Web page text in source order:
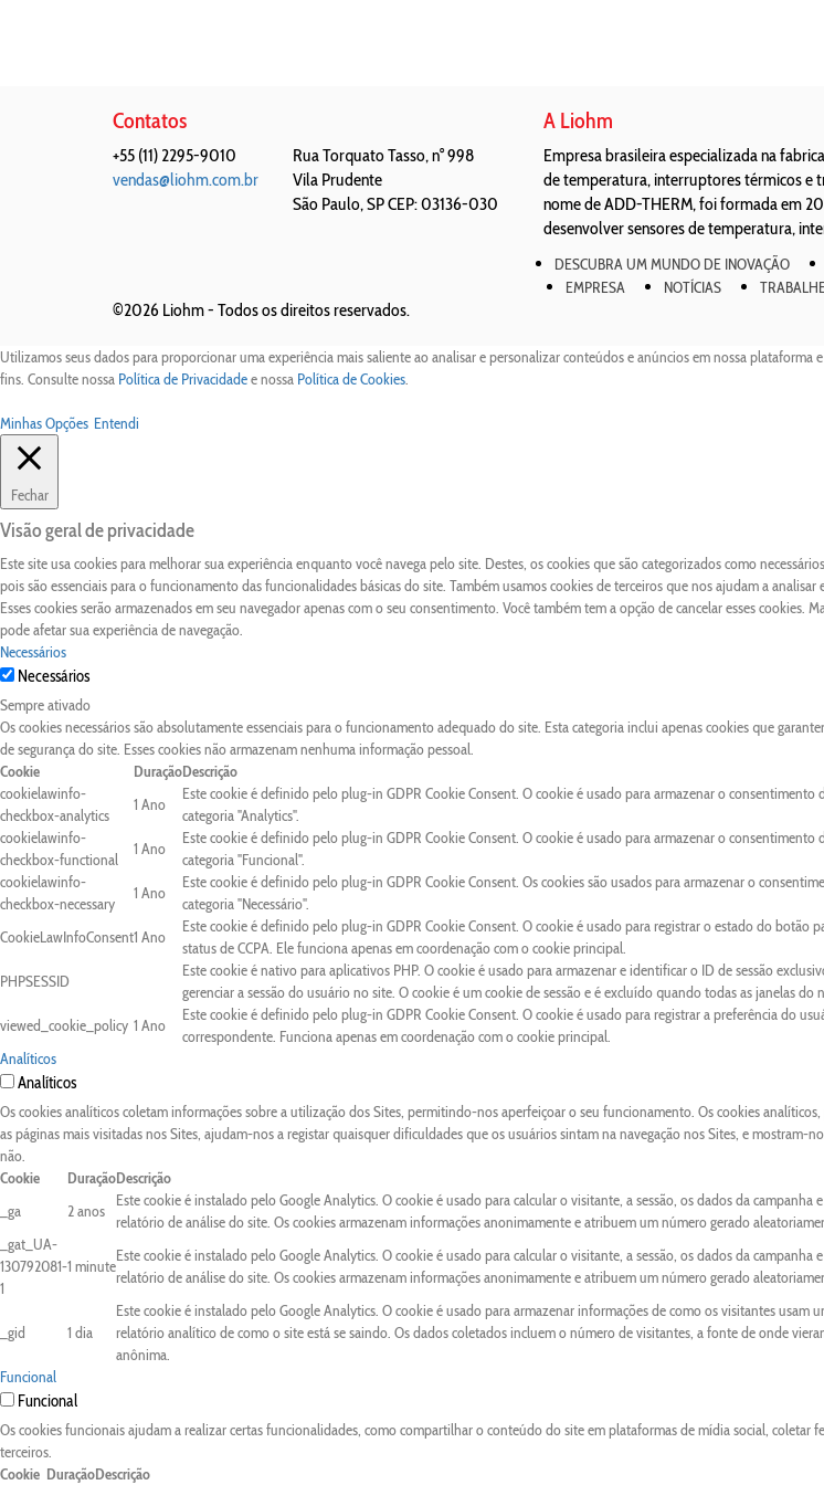
Contatos
+55 (11) 2295-9010
vendas@liohm.com.br
Rua Torquato Tasso, n° 998
Vila Prudente
São Paulo,SPCEP: 03136-030
A Liohm
Empresa brasileira especializada na
de temperatura, interruptores térmicos e
nome de ADD-THERM, foi formada em
desenvolver sensores de temperatura,
DESCUBRA UM MUNDO DE INOVAÇÃO
EMPRESA
NOTÍCIAS
©2026 Liohm - Todos os direitos reservados.
Utilizamos seus dados para proporcionar uma experiência mais saliente ao analisar e personalizar conteúdos e anúncios em nossa plataforma
fins. Consulte nossa Política de Privacidadee nossa Política de Cookies.
Minhas Opções Entendi
Fechar
Visão geral de privacidade
Este site usa cookies para melhorar sua experiência enquanto você navega pelo site. Destes, os cookies que são categorizados como
pois são essenciais para o funcionamento das funcionalidades básicas do site. Também usamos cookies de terceiros que nos ajudam a analisar
Esses cookies serão armazenados em seu navegador apenas com o seu consentimento. Você também tem a opção de cancelar esses cookies.
pode afetar sua experiência de navegação.
Necessários
Necessários
Sempre ativado
Os cookies necessários são absolutamente essenciais para o funcionamento adequado do site. Esta categoria inclui apenas cookies que
de segurança do site. Esses cookies não armazenam nenhuma informação pessoal.
Cookie
DuraçãoDescrição
cookielawinfo-
checkbox-analytics
1 Ano
Este cookie é definido pelo plug-in GDPR Cookie Consent. O cookie é usado para armazenar o consentimento
categoria "Analytics".
cookielawinfo-
checkbox-functional
1 Ano
Este cookie é definido pelo plug-in GDPR Cookie Consent. O cookie é usado para armazenar o consentimento
categoria "Funcional".
cookielawinfo-
checkbox-necessary
1 Ano
Este cookie é definido pelo plug-in GDPR Cookie Consent. Os cookies são usados para armazenar o
categoria "Necessário".
CookieLawInfoConsent1 Ano
Este cookie é definido pelo plug-in GDPR Cookie Consent. O cookie é usado para registrar o estado do botão
status de CCPA. Ele funciona apenas em coordenação com o cookie principal.
PHPSESSID
Este cookie é nativo para aplicativos PHP. O cookie é usado para armazenar e identificar o ID de sessão
gerenciar a sessão do usuário no site. O cookie é um cookie de sessão e é excluído quando todas as janelas do
viewed_cookie_policy 1 Ano
Este cookie é definido pelo plug-in GDPR Cookie Consent. O cookie é usado para registrar a preferência do
correspondente. Funciona apenas em coordenação com o cookie principal.
Analíticos
Analíticos
Os cookies analíticos coletam informações sobre a utilização dos Sites, permitindo-nos aperfeiçoar o seu funcionamento. Os cookies
as páginas mais visitadas nos Sites, ajudam-nos a registar quaisquer dificuldades que os usuários sintam na navegação nos Sites, e mostram-
não.
Cookie
DuraçãoDescrição
_ga
2 anos
Este cookie é instalado pelo Google Analytics. O cookie é usado para calcular o visitante, a sessão, os dados da campanha
relatório de análise do site. Os cookies armazenam informações anonimamente e atribuem um número gerado
_gat_UA-
130792081-
1
1 minute
Este cookie é instalado pelo Google Analytics. O cookie é usado para calcular o visitante, a sessão, os dados da campanha
relatório de análise do site. Os cookies armazenam informações anonimamente e atribuem um número gerado
_gid 1 dia
Este cookie é instalado pelo Google Analytics. O cookie é usado para armazenar informações de como os visitantes usam
relatório analítico de como o site está se saindo. Os dados coletados incluem o número de visitantes, a fonte de onde
anônima.
Funcional
Funcional
Os cookies funcionais ajudam a realizar certas funcionalidades, como compartilhar o conteúdo do site em plataformas de mídia social, coletar
terceiros.
Cookie DuraçãoDescrição